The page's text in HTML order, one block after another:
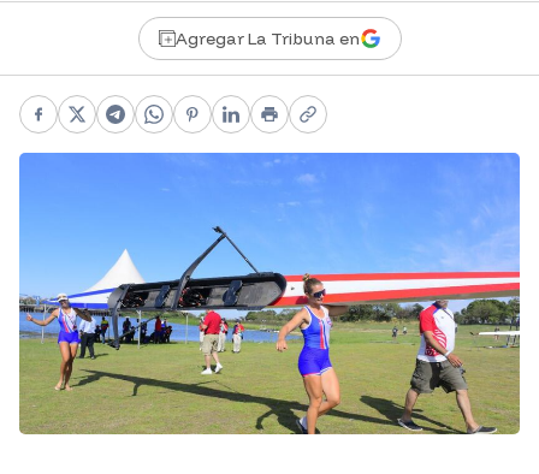
Agregar La Tribuna en
Facebook
X Telegram
WhatsApp
Pinterest
LinkedIn
PrintCopy link